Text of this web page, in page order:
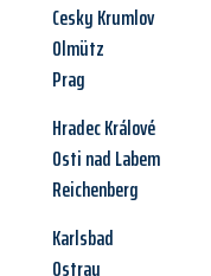
Cesky Krumlov
Olmütz
Prag
Hradec Králové
Osti nad Labem
Reichenberg
Karlsbad
Ostrau